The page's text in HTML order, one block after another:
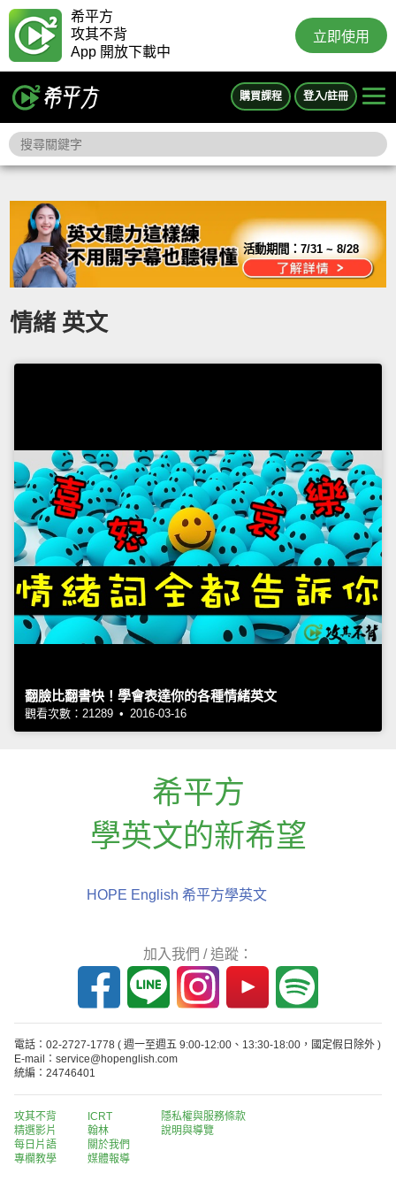
希平方
攻其不背
App 開放下載中
立即使用
購買課程 登入/註冊
活動期間：7/31 ~ 8/28
情緒 英文
翻臉比翻書快！學會表達你的各種情緒英文
觀看次數：21289 • 2016-03-16
希平方
學英文的新希望
HOPE English 希平方學英文
加入我們 / 追蹤：
電話：02-2727-1778 ( 週一至週五 9:00-12:00、13:30-18:00，國定假日除外 )
E-mail：service@hopenglish.com
統編：24746401
攻其不背
精選影片
每日片語
專欄教學
ICRT
翰林
關於我們
媒體報導
隱私權與服務條款
說明與導覽